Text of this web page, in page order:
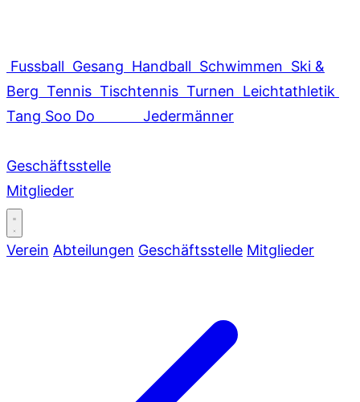
Fussball Gesang Handball Schwimmen Ski &
Berg Tennis Tischtennis Turnen Leichtathletik
Tang Soo Do
Jedermänner
Geschäftsstelle
Mitglieder
Verein Abteilungen Geschäftsstelle Mitglieder